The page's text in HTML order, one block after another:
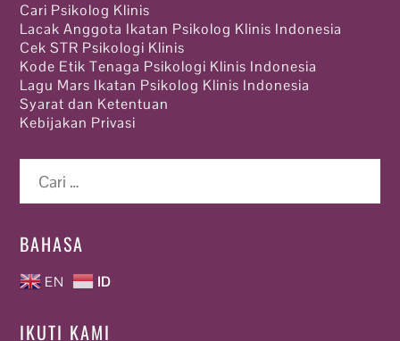
Cari Psikolog Klinis
Lacak Anggota Ikatan Psikolog Klinis Indonesia
Cek STR Psikologi Klinis
Kode Etik Tenaga Psikologi Klinis Indonesia
Lagu Mars Ikatan Psikolog Klinis Indonesia
Syarat dan Ketentuan
Kebijakan Privasi
untuk:
BAHASA
EN ID
IKUTI KAMI